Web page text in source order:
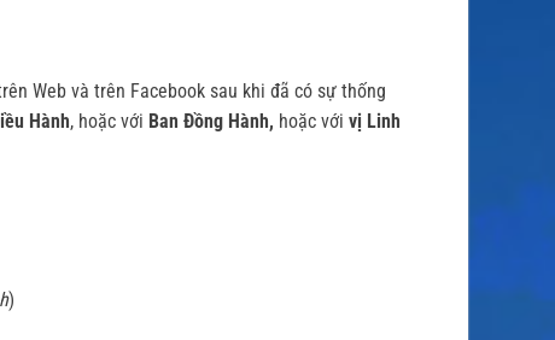
Web và trên Facebook sau khi đã có sự thống
Hành, hoặc với Ban Đồng Hành, hoặc với vị Linh
)